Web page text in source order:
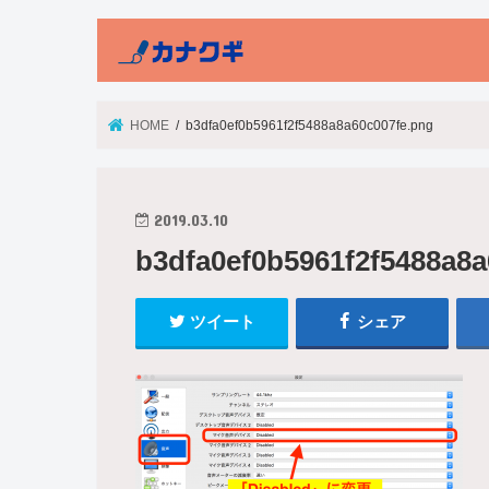
HOME b3dfa0ef0b5961f2f5488a8a60c007fe.png
2019.03.10
ツイート シェア